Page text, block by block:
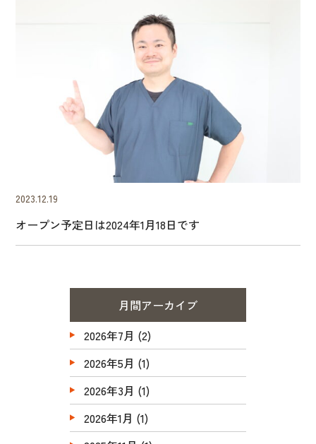
2023.12.19
オープン予定日は2024年1月18日です
月間アーカイブ
2026年7月 (2)
2026年5月 (1)
2026年3月 (1)
2026年1月 (1)